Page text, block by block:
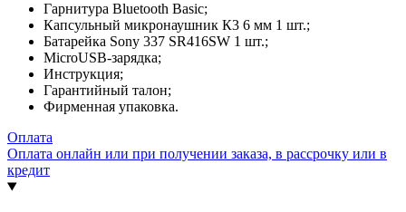
Гарнитура Bluetooth Basic;
Капсульный микронаушник К3 6 мм 1 шт.;
Батарейка Sony 337 SR416SW 1 шт.;
MicroUSB-зарядка;
Инструкция;
Гарантийный талон;
Фирменная упаковка.
Оплата
Оплата онлайн или при получении заказа, в рассрочку или в
кредит